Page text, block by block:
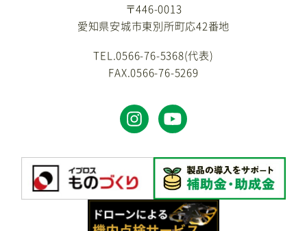
〒446-0013
愛知県安城市東別所町応42番地
TEL.0566-76-5368(代表)
FAX.0566-76-5269